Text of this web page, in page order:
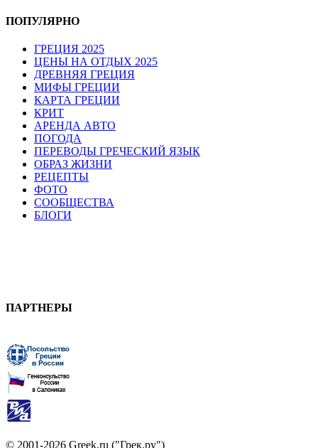
ПОПУЛЯРНО
ГРЕЦИЯ 2025
ЦЕНЫ НА ОТДЫХ 2025
ДРЕВНЯЯ ГРЕЦИЯ
МИФЫ ГРЕЦИИ
КАРТА ГРЕЦИИ
КРИТ
АРЕНДА АВТО
ПОГОДА
ПЕРЕВОДЫ ГРЕЧЕСКИЙ ЯЗЫК
ОБРАЗ ЖИЗНИ
РЕЦЕПТЫ
ФОТО
СООБЩЕСТВА
БЛОГИ
ПАРТНЕРЫ
© 2001-2026 Greek.ru ("Грек.ру")